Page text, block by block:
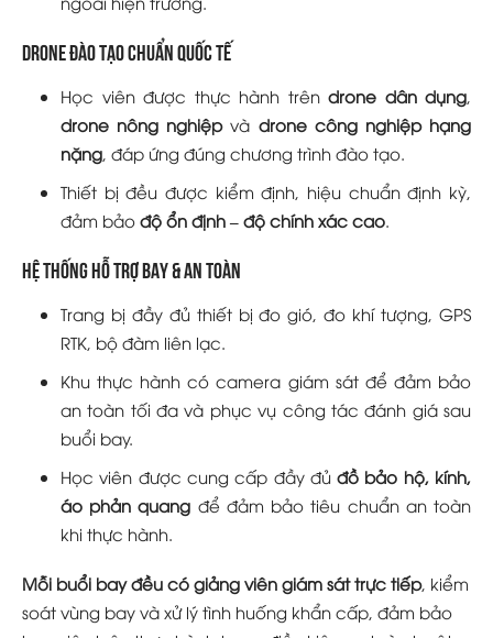
Drone đào tạo chuẩn quốc tế
Học viên được thực hành trên drone dân dụng
drone nông nghiệpvà drone công nghiệp hạng
nặng , đáp ứng đúng chương trình đào tạo.
Thiết bị đều được kiểm định, hiệu chuẩn định kỳ,
đảm bảo độ ổn định – độ chính xác cao
Hệ thống hỗ trợ bay & an toàn
Trang bị đầy đủ thiết bị đo gió, đo khí tượng, GPS
RTK, bộ đàm liên lạc.
Khu thực hành có camera giám sát để đảm bảo
an toàn tối đa và phục vụ công tác đánh giá sau
buổi bay.
Học viên được cung cấp đầy đủđồ bảo hộ, kính,
áo phản quang để đảm bảo tiêu chuẩn an toàn
khi thực hành.
Mỗi buổi bay đều có giảng viên giám sát trực tiếp, kiểm
soát vùng bay và xử lý tình huống khẩn cấp, đảm bảo